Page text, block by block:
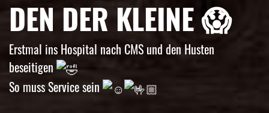
DEN DER KLEINE 😱
Erstmal ins Hospital nach CMS und den Husten
beseitigen
So muss Service sein